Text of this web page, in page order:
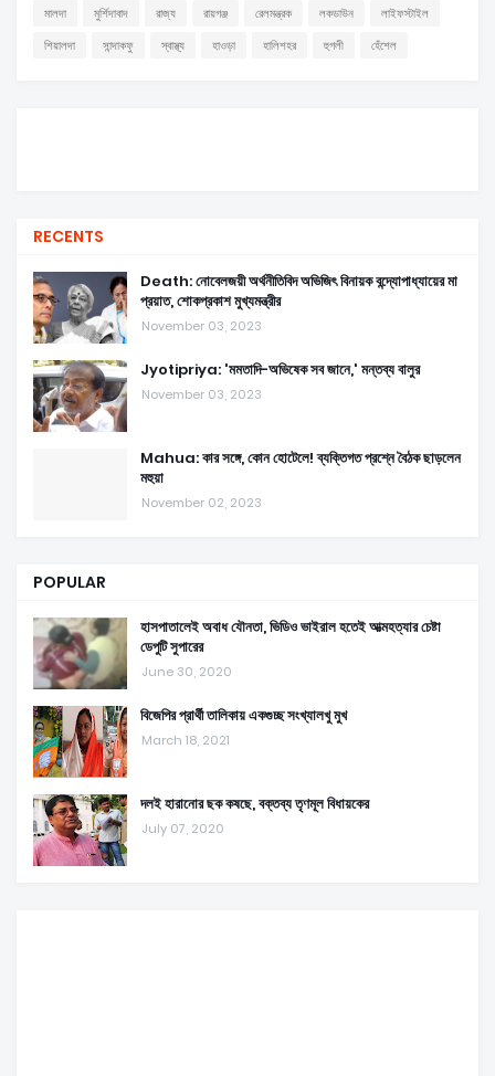
মালদা
মুর্শিদাবাদ রাজ্য রায়গঞ্জ রেলমন্ত্রক লকডাউন
লাইফস্টাইল
শিয়ালদা
সান্দাকফু স্বাস্থ্য হাওড়া হালিশহর হুগলী হেঁশেল
RECENTS
Death: নোবেলজয়ী অর্থনীতিবিদ অভিজিৎ বিনায়ক বন্দ্যোপাধ্যায়ের মা
প্রয়াত, শোকপ্রকাশ মুখ্যমন্ত্রীর
November 03, 2023
Jyotipriya: 'মমতাদি-অভিষেক সব জানে,' মন্তব্য বালুর
November 03, 2023
Mahua: কার সঙ্গে, কোন হোটেলে! ব্যক্তিগত প্রশ্নে বৈঠক ছাড়লেন
মহুয়া
November 02, 2023
POPULAR
হাসপাতালেই অবাধ যৌনতা, ভিডিও ভাইরাল হতেই আত্মহত্যার চেষ্টা
ডেপুটি সুপারের
June 30, 2020
বিজেপির প্রার্থী তালিকায় একগুচ্ছ সংখ্যালখু মুখ
March 18, 2021
দলই হারানোর ছক কষছে, বক্তব্য তৃণমূল বিধায়কের
July 07, 2020